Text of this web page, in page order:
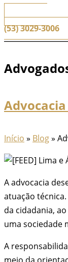
(53) 3029-3006
Início » Blog»
A advocacia
atuação
da cidadania,
uma sociedade
A